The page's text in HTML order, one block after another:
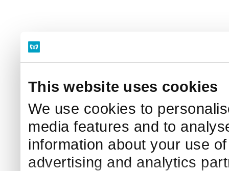
This website uses cookies
We use cookies to
media features and to
information about your use
advertising and analytics